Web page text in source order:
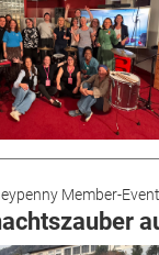
Member-Event